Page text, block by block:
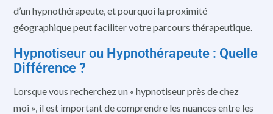
d’un hypnothérapeute, et pourquoi la proximité
géographique peut faciliter votre parcours thérapeutique.
Hypnotiseur ou Hypnothérapeute : Quelle
Différence ?
Lorsque vous recherchez un « hypnotiseur près de chez
moi », il est important de comprendre les nuances entre les